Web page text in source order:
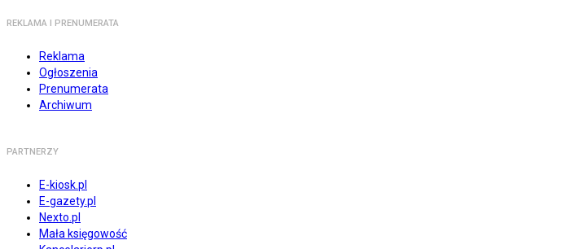
REKLAMA I PRENUMERATA
Reklama
Ogłoszenia
Prenumerata
Archiwum
PARTNERZY
E-kiosk.pl
E-gazety.pl
Nexto.pl
Mała księgowość